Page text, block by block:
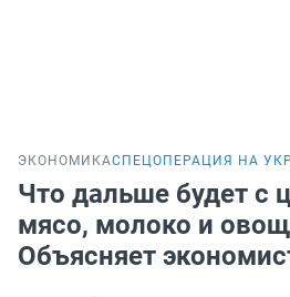
ЭКОНОМИКАСПЕЦОПЕРАЦИЯ НА
Что дальше будет с
мясо, молоко и
Объясняет